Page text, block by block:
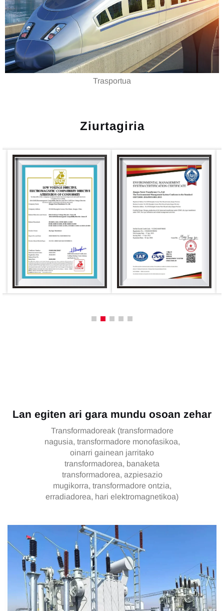
Trasportua
Ziurtagiria
Lan egiten ari gara mundu osoan zehar
Transformadoreak (transformadore
nagusia, transformadore monofasikoa,
oinarri gainean jarritako
transformadorea, banaketa
transformadorea, azpiesazio
mugikorra, transformadore ontzia,
erradiadorea, hari elektromagnetikoa)